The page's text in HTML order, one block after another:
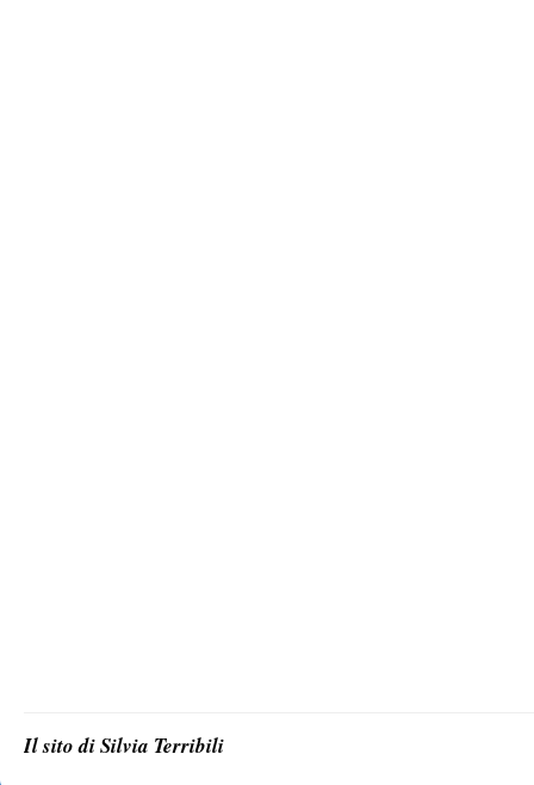
Il sito di Silvia Terribili